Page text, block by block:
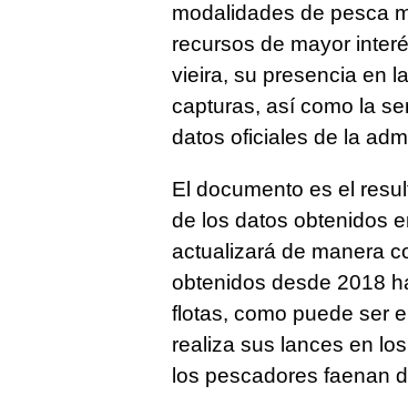
modalidades de pesca
recursos de mayor
vieira, su presencia en
capturas, así como la
datos oficiales de la
El documento es el
de los datos obtenidos
actualizará de manera
obtenidos desde 2018
flotas, como puede ser
realiza sus lances en
los pescadores faenan